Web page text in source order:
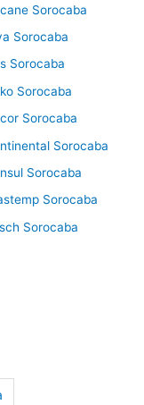
Sorocaba
Sorocaba
Sorocaba
Sorocaba
Sorocaba
Sorocaba
Sorocaba
Sorocaba
Sorocaba